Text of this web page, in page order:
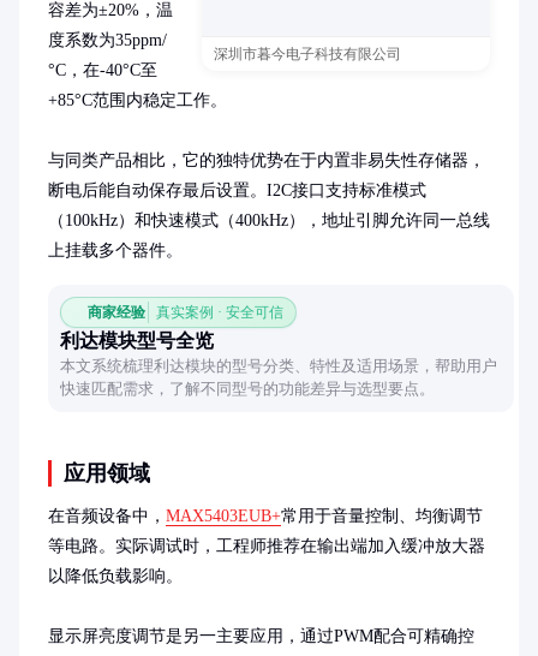
深圳市暮今电子科技有限公司
容差为±20%，温
度系数为35ppm/
°C，在-40°C至
+85°C范围内稳定工作。
与同类产品相比，它的独特优势在于内置非易失性存储器，
断电后能自动保存最后设置。I2C接口支持标准模式
（100kHz）和快速模式（400kHz），地址引脚允许同一总线
上挂载多个器件。
商家经验 真实案例 · 安全可信
利达模块型号全览
本文系统梳理利达模块的型号分类、特性及适用场景，帮助用户
快速匹配需求，了解不同型号的功能差异与选型要点。
应用领域
在音频设备中， MAX5403EUB+常用于音量控制、均衡调节
等电路。实际调试时，工程师推荐在输出端加入缓冲放大器
以降低负载影响。
显示屏亮度调节是另一主要应用，通过PWM配合可精确控